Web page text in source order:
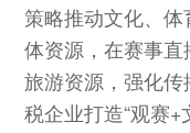
策略推动文化、
体资源，在赛事
旅游资源，强化
税企业打造“观赛